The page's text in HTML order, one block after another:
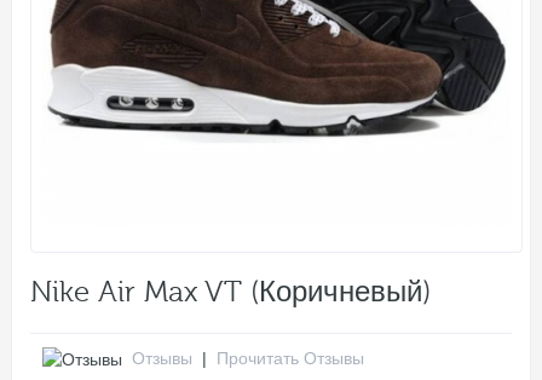
Nike Air Max VT (Коричневый)
Отзывы | Прочитать Отзывы